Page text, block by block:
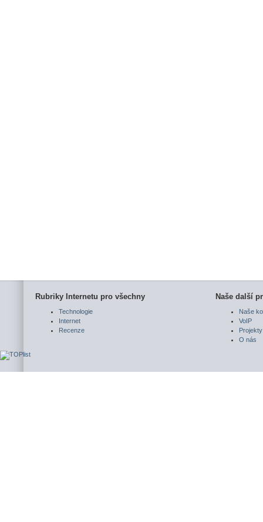
Rubriky Internetu pro všechny
Technologie
Internet
Recenze
Naše další
Naše
VoIP
Projekty
O nás